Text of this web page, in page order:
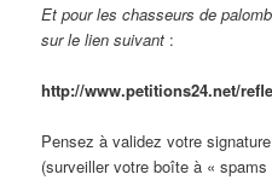
Et pour les chasseurs de
sur le lien suivant :
http://www.petitions24.net/
Pensez à validez votre
(surveiller votre boîte à « spams